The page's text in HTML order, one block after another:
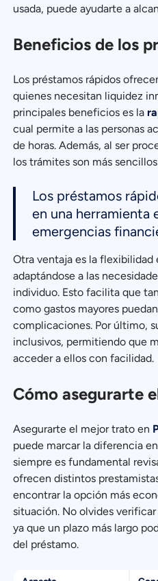
usada, puede ayudarte a
Beneficios de los
Los préstamos rápidos
quienes necesitan liquidez
principales beneficios es la
cual permite a las personas
de horas. Además, al ser
los trámites son más
Los préstamos
en una herramienta
emergencias
Otra ventaja es la flexibilidad
adaptándose a las
individuo. Esto facilita que
como gastos mayores
complicaciones. Por último,
inclusivos, permitiendo que
acceder a ellos con facilidad.
Cómo asegurarte
Asegurarte el mejor trato en
puede marcar la diferencia
siempre es fundamental
ofrecen distintos
encontrar la opción más
situación. No olvides
ya que un plazo más largo
del préstamo.